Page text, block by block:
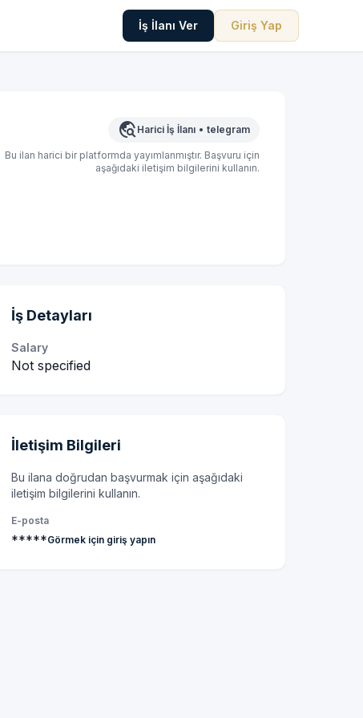
İş İlanı Ver Giriş Yap
travel_explore Harici İş İlanı • telegram
Bu ilan harici bir platformda yayımlanmıştır. Başvuru için
aşağıdaki iletişim bilgilerini kullanın.
İş Detayları
Salary
Not specified
İletişim Bilgileri
Bu ilana doğrudan başvurmak için aşağıdaki
iletişim bilgilerini kullanın.
E-posta
*****Görmek için giriş yapın